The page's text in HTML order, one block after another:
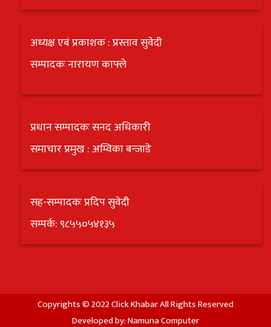
अध्यक्ष एबं प्रकाशक : प्रस्ताव सुवेदी
सम्पादकः नारायण काफ्ले
प्रधान सम्पादकः सनद अधिकारी
समाचार प्रमुख : अम्विका बन्जाडे
सह-सम्पादकः प्रदिप सुवेदी
सम्पर्क: ९८५५०५४१३५
Copyrights © 2022 Click Khabar All Rights Reserved
Developed by:Namuna Computer